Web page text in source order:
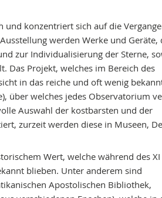
konzentriert sich auf die
werden Werke und Geräte,
zur Individualisierung der Sterne,
Das Projekt, welches im Bereich des
in das reiche und oft wenig
über welches jedes Observatorium
Auswahl der kostbarsten und der
zurzeit werden diese in Museen,
Wert, welche während des XI
blieben. Unter anderem sind
Apostolischen Bibliothek,